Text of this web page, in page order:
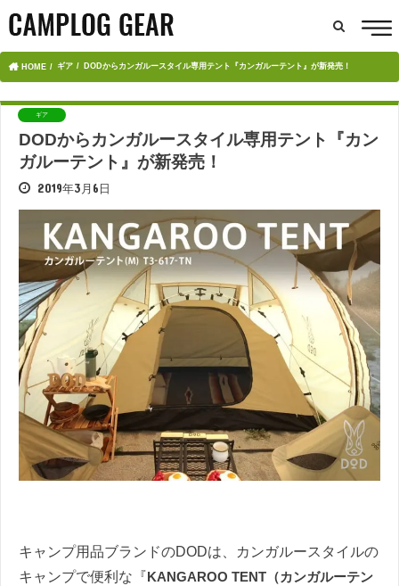
HOME ギア DODからカンガルースタイル専用テント『カンガルーテント』が新発売！
ギア
DODからカンガルースタイル専用テント『カン
ガルーテント』が新発売！
2019年3月6日
キャンプ用品ブランドのDODは、カンガルースタイルの
キャンプで便利な『KANGAROO TENT（カンガルーテン